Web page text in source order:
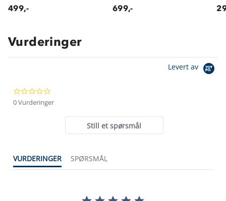
499,- 699,-
Vurderinger
Levert av
star
0 Vurderinger
Still et spørsmål
VURDERINGER SPØRSMÅL
Kundeservice
Kundeklubb
Klima og miljø
1% til samfunnet
Trelagsprinsippet barn
Alt du trenger til Norgesferien
Gravidklær